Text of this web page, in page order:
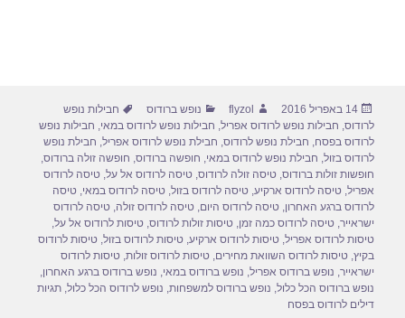
פורסם
בתאריך
14 באפריל 2016 מחבר
flyzol קטגוריות
נופש ברודוס תגיות
חבילות נופש
לרודוס, חבילות נופש לרודוס אפריל, חבילות נופש לרודוס במאי, חבילות נופש
לרודוס בפסח, חבילת נופש לרודוס, חבילת נופש לרודוס אפריל, חבילת נופש
לרודוס בזול, חבילת נופש לרודוס במאי, חופשה ברודוס, חופשה זולה ברודוס,
חופשות זולות ברודוס,טיסה זולה לרודוס,טיסה לרודוס אל על,טיסה לרודוס
אפריל,טיסה לרודוס ארקיע,טיסה לרודוס בזול,טיסה לרודוס במאי,טיסה
לרודוס ברגע האחרון,טיסה לרודוס היום,טיסה לרודוס זולה,טיסה לרודוס
ישראייר,טיסה לרודוס כמה זמן,טיסות זולות לרודוס,טיסות לרודוס אל על,
טיסות לרודוס אפריל,טיסות לרודוס ארקיע,טיסות לרודוס בזול,טיסות לרודוס
בקיץ,טיסות לרודוס השוואת מחירים,טיסות לרודוס זולות,טיסות לרודוס
ישראייר, נופש ברודוס אפריל, נופש ברודוס במאי, נופש ברודוס ברגע האחרון,
נופש ברודוס הכל כלול, נופש ברודוס למשפחות, נופש לרודוס הכל כלול,תגיות
דילים לרודוס בפסח